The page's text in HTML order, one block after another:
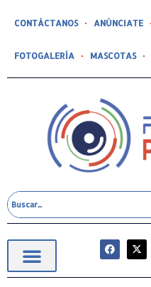
CONTÁCTANOS ANÚNCIATE
FOTOGALERÍA MASCOTAS